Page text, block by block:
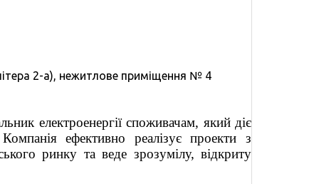
2-а), нежитлове приміщення № 4
електроенергії споживачам, який діє
ефективно реалізує проекти з
ринку та веде зрозумілу, відкриту